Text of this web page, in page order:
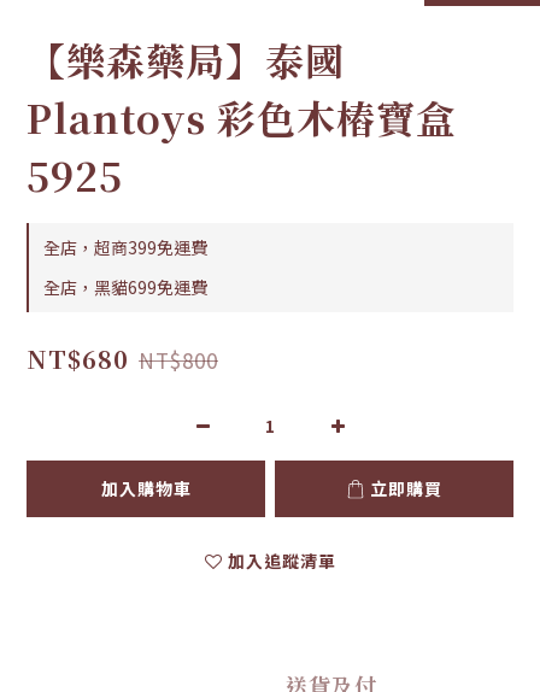
【樂森藥局】泰國
Plantoys 彩色木樁寶盒
5925
全店，超商399免運費
全店，黑貓699免運費
NT$680 NT$800
加入購物車 立即購買
加入追蹤清單
送貨及付